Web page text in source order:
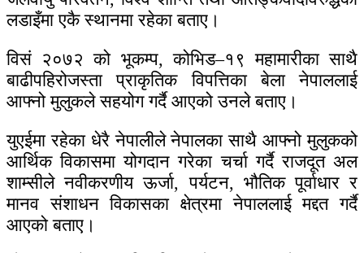
लडाइँमा एकै स्थानमा रहेका बताए।
विसं २०७२ को भूकम्प, कोभिड–१९ महामारीका साथै
बाढीपहिरोजस्ता प्राकृतिक विपत्तिका बेला नेपाललाई
आफ्नो मुलुकले सहयोग गर्दै आएको उनले बताए।
युएईमा रहेका धेरै नेपालीले नेपालका साथै आफ्नो मुलुकको
आर्थिक विकासमा योगदान गरेका चर्चा गर्दै राजदूत अल
शाम्सीले नवीकरणीय ऊर्जा, पर्यटन, भौतिक पूर्वाधार र
मानव संशाधन विकासका क्षेत्रमा नेपाललाई मद्दत गर्दै
आएको बताए।